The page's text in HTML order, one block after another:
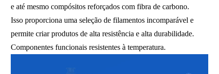
e até mesmo compósitos reforçados com fibra de carbono.
Isso proporciona uma seleção de filamentos incomparável e
permite criar produtos de alta resistência e alta durabilidade.
Componentes funcionais resistentes à temperatura.